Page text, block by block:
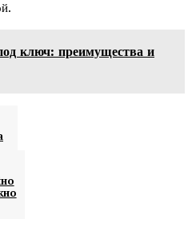
ключ: преимущества и